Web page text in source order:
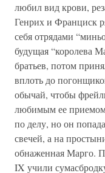
любил вид крови,
Генрих и Франциск
себя отрядами
будущая “королева
братьев, потом
вплоть до
обычай, чтобы
любимым ее приемом
по делу, но он
свечей, а на
обнаженная Марго.
IX учили